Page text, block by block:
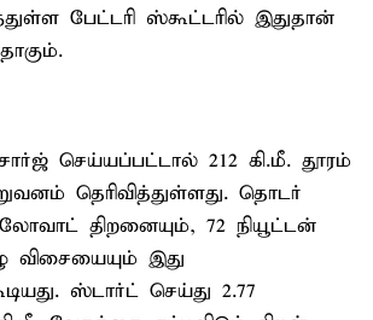
பேட்டரி ஸ்கூட்டரில் இதுதான்
செய்யப்பட்டால் 212 கி.மீ. தூரம்
தெரிவித்துள்ளது. தொடர்
திறனையும், 72 நியூட்டன்
விசையையும் இது
ஸ்டார்ட் செய்து 2.77